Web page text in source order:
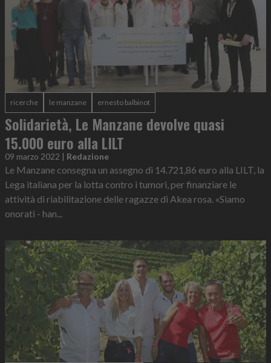
ricerche le manzane ernesto balbinot
Solidarietà, Le Manzane devolve quasi
15.000 euro alla LILT
09 marzo 2022 | Redazione
Le Manzane consegna un assegno di 14.721,86 euro alla LILT, la
Lega italiana per la lotta contro i tumori, per finanziare le
attività di riabilitazione delle ragazze di Akea rosa. «Siamo
onorati - han...